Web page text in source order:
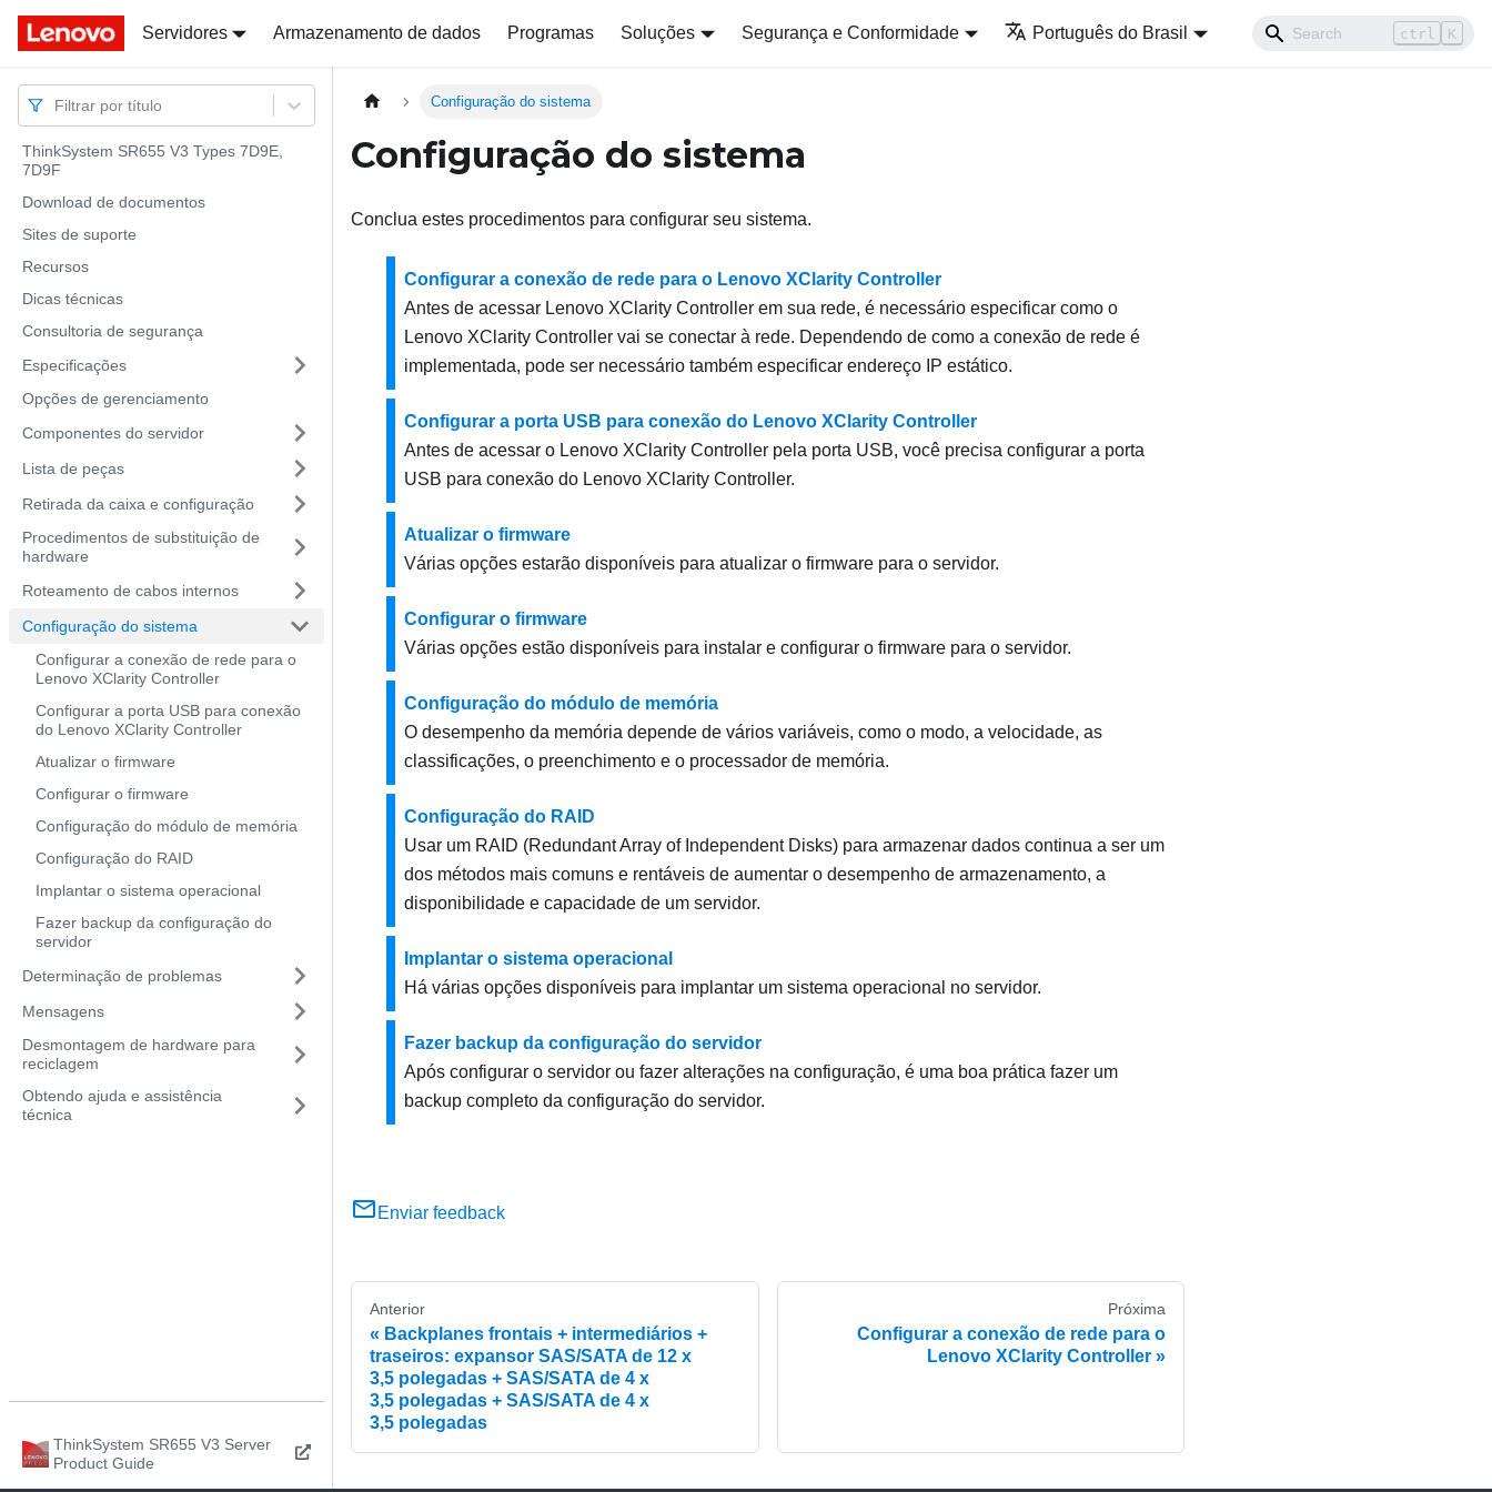
Docs
Servidores Armazenamento de dados Programas Soluções Segurança e Conformidade Português do Brasil ctrl K
Docs
Filtrar por título
ThinkSystem SR655 V3 Types 7D9E,
7D9F
Download de documentos
Sites de suporte
Recursos
Dicas técnicas
Consultoria de segurança
Especificações
Opções de gerenciamento
Componentes do servidor
Lista de peças
Retirada da caixa e configuração
Procedimentos de substituição de
hardware
Roteamento de cabos internos
Configuração do sistema
Configurar a conexão de rede para o
Lenovo XClarity Controller
Configurar a porta USB para conexão
do Lenovo XClarity Controller
Atualizar o firmware
Configurar o firmware
Configuração do módulo de memória
Configuração do RAID
Implantar o sistema operacional
Fazer backup da configuração do
servidor
Determinação de problemas
Mensagens
Desmontagem de hardware para
reciclagem
Obtendo ajuda e assistência
técnica
ThinkSystem SR655 V3 Server
Product Guide
Configuração do sistema
Configuração do sistema
Conclua estes procedimentos para configurar seu sistema.
Configurar a conexão de rede para o Lenovo XClarity Controller
Antes de acessar Lenovo XClarity Controller em sua rede, é necessário especificar como o
Lenovo XClarity Controller vai se conectar à rede. Dependendo de como a conexão de rede é
implementada, pode ser necessário também especificar endereço IP estático.
Configurar a porta USB para conexão do Lenovo XClarity Controller
Antes de acessar o Lenovo XClarity Controller pela porta USB, você precisa configurar a porta
USB para conexão do Lenovo XClarity Controller.
Atualizar o firmware
Várias opções estarão disponíveis para atualizar o firmware para o servidor.
Configurar o firmware
Várias opções estão disponíveis para instalar e configurar o firmware para o servidor.
Configuração do módulo de memória
O desempenho da memória depende de vários variáveis, como o modo, a velocidade, as
classificações, o preenchimento e o processador de memória.
Configuração do RAID
Usar um RAID (Redundant Array of Independent Disks) para armazenar dados continua a ser um
dos métodos mais comuns e rentáveis de aumentar o desempenho de armazenamento, a
disponibilidade e capacidade de um servidor.
Implantar o sistema operacional
Há várias opções disponíveis para implantar um sistema operacional no servidor.
Fazer backup da configuração do servidor
Após configurar o servidor ou fazer alterações na configuração, é uma boa prática fazer um
backup completo da configuração do servidor.
Enviar feedback
Anterior
Backplanes frontais + intermediários +
traseiros: expansor SAS/SATA de 12 x
3,5 polegadas + SAS/SATA de 4 x
3,5 polegadas + SAS/SATA de 4 x
3,5 polegadas
Próxima
Configurar a conexão de rede para o
Lenovo XClarity Controller